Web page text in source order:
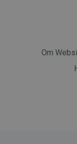
Om